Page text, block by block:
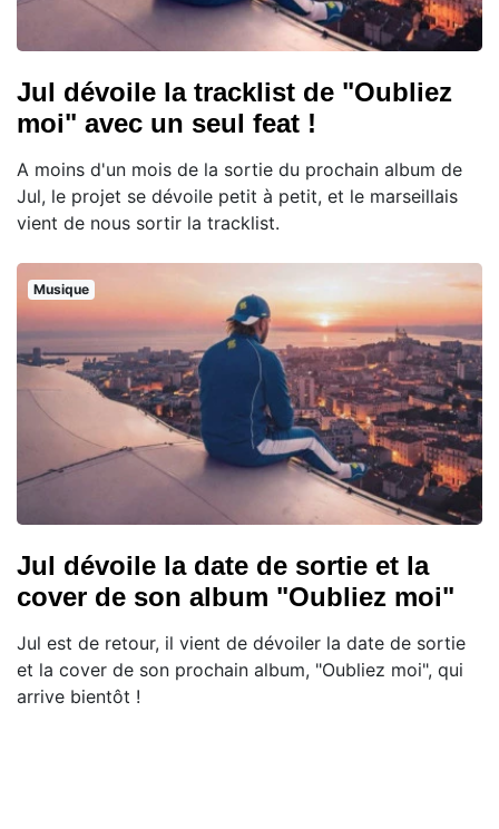
Jul dévoile la tracklist de "Oubliez
moi" avec un seul feat !
A moins d'un mois de la sortie du prochain album de
Jul, le projet se dévoile petit à petit, et le marseillais
vient de nous sortir la tracklist.
Musique
Jul dévoile la date de sortie et la
cover de son album "Oubliez moi"
Jul est de retour, il vient de dévoiler la date de sortie
et la cover de son prochain album, "Oubliez moi", qui
arrive bientôt !